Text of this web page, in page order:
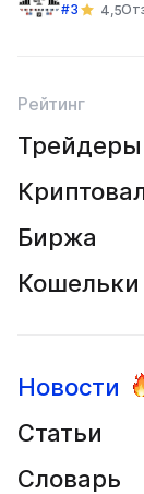
#3 4,5
Рейтинг
Трейдеры
Биржа
Кошельки
Новости
Статьи
Словарь